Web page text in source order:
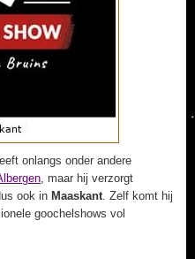
onlangs onder andere
, maar hij verzorgt
ook in Maaskant. Zelf komt hij
goochelshows vol